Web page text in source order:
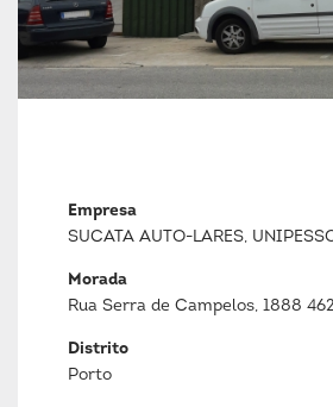
Empresa
SUCATA AUTO-LARES,
Morada
Rua Serra de Campelos, 1888
Distrito
Porto